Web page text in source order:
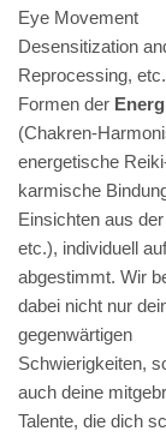
Eye Movement
Desensitization
Reprocessing,
Formen der
(Chakren-
energetische
karmische
Einsichten aus
etc.), individuell
abgestimmt. Wir
dabei nicht nur
gegenwärtigen
Schwierigkeiten,
auch deine
Talente, die dich